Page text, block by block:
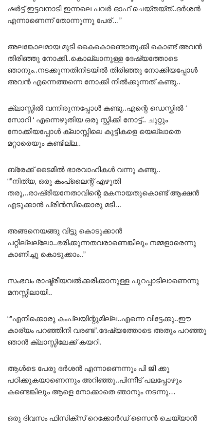
ഷർട്ട് ഇട്ടവനാടി ഇന്നലെ പവർ ഓഫ് ചെയ്‌തയ്ത്‌..ദർശൻ
എന്നാണെന്ന് തോന്നുന്നു പേര്…”
അലങ്കോലമായ മുടി കൈകൊണ്ടൊതുക്കി കൊണ്ട് അവൻ
തിരിഞ്ഞു നോക്കി..കൊല്ലാനുള്ള ദേഷ്യത്തോടെ
ഞാനും..നടക്കുന്നതിനിടയിൽ തിരിഞ്ഞു നോക്കിയപ്പോൾ
അവൻ എന്നെത്തന്നെ നോക്കി നിൽക്കുന്നത് കണ്ടു..
ക്ലാസ്സിൽ വന്നിരുന്നപ്പോൾ കണ്ടു..എന്റെ ഡെസ്കിൽ ‘
സോറി ‘ എന്നെഴുതിയ ഒരു സ്റ്റിക്കി നോട്ട്.. ചുറ്റും
നോക്കിയപ്പോൾ ക്ലാസ്സിലെ കുട്ടികളെ യെല്ലാതെ
മറ്റാരെയും കണ്ടില്ല..
ബ്രേക്ക് ടൈമിൽ ഭാരവാഹികൾ വന്നു കണ്ടു..
“”നിത്യ, ഒരു കംപ്ലൈന്റ് എഴുതി
തരൂ,..രാഷ്രീയനേതാവിന്റെ മകനായതുകൊണ്ട് ആക്ഷൻ
എടുക്കാൻ പ്രിൻസിക്കൊരു മടി…
അങ്ങനെയങ്ങു വിട്ടു കൊടുക്കാൻ
പറ്റില്ലല്ലോ..ഭരിക്കുന്നതവരാണെങ്കിലും നമ്മളാരെന്നു
കാണിച്ചു കൊടുക്കാം..”
സംഭവം രാഷ്ട്രീയവൽക്കരിക്കാനുള്ള പുറപ്പാടിലാണെന്നു
മനസ്സിലായി..
“”എനിക്കൊരു കംപ്ലയിന്റുമില്ല..എന്നെ വിട്ടേക്കു..ഈ
കാര്യം പറഞ്ഞിനി വരണ്ട”.ദേഷ്യത്തോടെ അതും പറഞ്ഞു
ഞാൻ ക്ലാസ്സിലേക്ക് കയറി.
ആൾടെ പേരു ദർശൻ എന്നാണെന്നും പി ജി ക്കു
പഠിക്കുകയാണെന്നും അറിഞ്ഞു..പിന്നീട്‌ പലപ്പോഴും
കണ്ടെങ്കിലും ആളെ നോക്കാതെ ഞാനും നടന്നു…
ഒരു ദിവസം ഫിസിക്സ് റെക്കോർഡ് സൈൻ ചെയ്യാൻ